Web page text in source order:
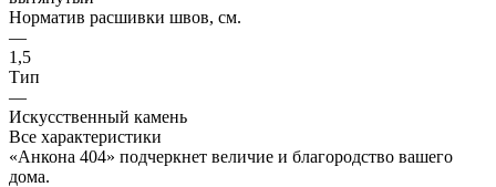
Норматив расшивки швов, см.
—
1,5
Тип
—
Искусственный камень
Все характеристики
«Анкона 404» подчеркнет величие и благородство вашего
дома.